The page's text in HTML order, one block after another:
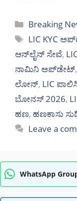
Categories
Breaking
Tags
LIC KYC
ಆನ್‌ಲೈನ್ ಸೇವೆ,
ನಾಮಿನಿ ಅಪ್‌ಡೇಟ್,
ಲೋನ್, LIC
ಬೋನಸ್ 2026,
ಹಣ, ಹಣಕಾಸು
Leave a
WhatsApp